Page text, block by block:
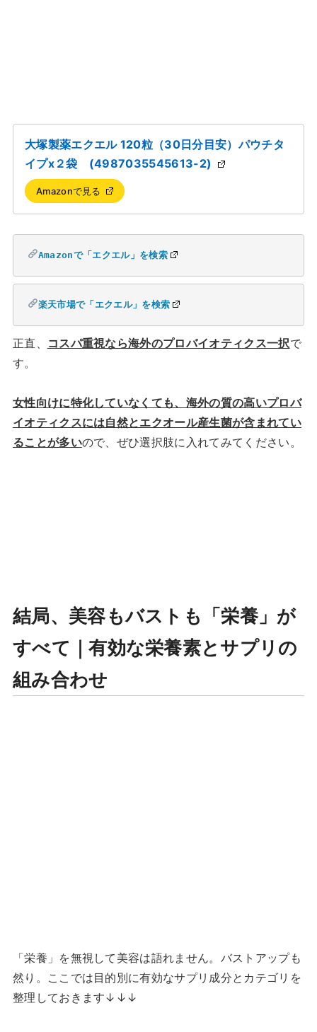
大塚製薬エクエル 120粒（30日分目安）パウチタ
イプx２袋 (4987035545613-2)
Amazonで見る
Amazonで「エクエル」を検索
楽天市場で「エクエル」を検索
正直、 コスパ重視なら海外のプロバイオティクス一択で
す。
女性向けに特化していなくても、海外の質の高いプロバ
イオティクスには自然とエクオール産生菌が含まれてい
ることが多いので、ぜひ選択肢に入れてみてください。
結局、美容もバストも「栄養」が
すべて｜有効な栄養素とサプリの
組み合わせ
「栄養」を無視して美容は語れません。バストアップも
然り。ここでは目的別に有効なサプリ成分とカテゴリを
整理しておきます↓↓↓